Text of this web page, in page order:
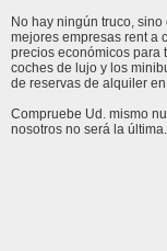
No hay ningún truco,
mejores empresas rent a
precios económicos para
coches de lujo y los
de reservas de alquiler
Compruebe Ud. mismo
nosotros no será la última.